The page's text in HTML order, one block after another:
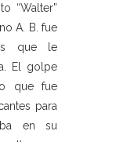
“Walter”
A. B. fue
que le
El golpe
que fue
para
en su